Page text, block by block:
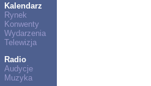
Kalendarz
Rynek
Konwenty
Wydarzenia
Telewizja
Radio
Audycje
Muzyka